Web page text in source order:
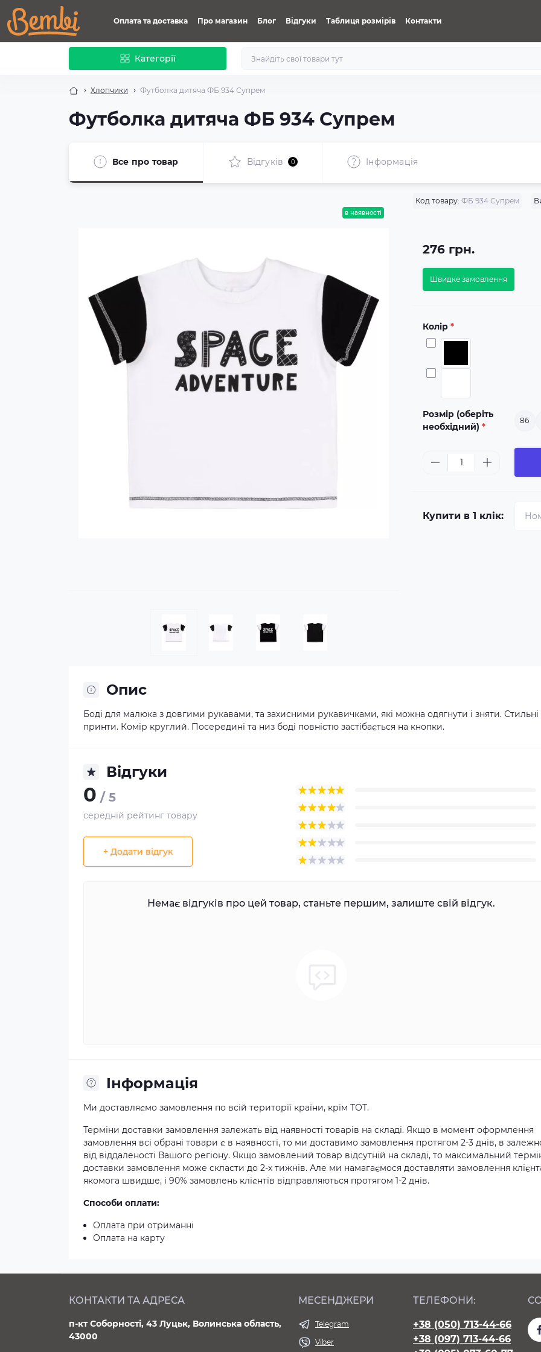
Оплата та доставка Про магазин Блог Відгуки Таблиця розмірів Контакти
Категорії
Хлопчики Футболка дитяча ФБ 934 Супрем
Футболка дитяча ФБ 934 Супрем
Все про товар Відгуків 0 Iнформація
в наявності
Код товару: ФБ 934 Супрем
276 грн.
Швидке замовлення
Колір *
Розмір (оберіть
необхідний) *
86
Купити в 1 клік:
Опис
Боді для малюка з довгими рукавами, та захисними рукавичками, які можна одягнути і зняти. Стильні
принти. Комір круглий. Посередині та низ боді повністю застібається на кнопки.
Відгуки
0 / 5
середній рейтинг товару
+ Додати відгук
Немає відгуків про цей товар, станьте першим, залиште свій відгук.
Iнформація
Ми доставляємо замовлення по всій території країни, крім ТОТ.
Терміни доставки замовлення залежать від наявності товарів на складі. Якщо в момент оформлення
замовлення всі обрані товари є в наявності, то ми доставимо замовлення протягом 2-3 днів, в
від віддаленості Вашого регіону. Якщо замовлений товар відсутній на складі, то максимальний
доставки замовлення може скласти до 2-х тижнів. Але ми намагаємося доставляти замовлення
якомога швидше, і 90% замовлень клієнтів відправляються протягом 1-2 днів.
Способи оплати:
Оплата при отриманні
Оплата на карту
КОНТАКТИ ТА АДРЕСА
п-кт Соборності, 43 Луцьк, Волинська область,
43000
МЕСЕНДЖЕРИ
Telegram
Viber
ТЕЛЕФОНИ:
+38 (050) 713-44-66
+38 (097) 713-44-66